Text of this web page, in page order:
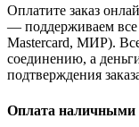
Оплатите заказ
— поддерживаем
Mastercard, МИР).
соединению, а
подтверждения
Оплата наличными